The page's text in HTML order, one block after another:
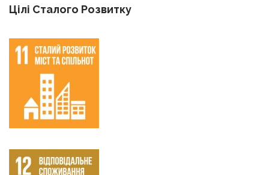
Цілі Сталого Розвитку